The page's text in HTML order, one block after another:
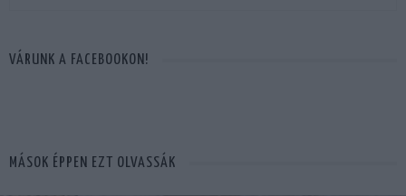
VÁRUNK A FACEBOOKON!
MÁSOK ÉPPEN EZT OLVASSÁK